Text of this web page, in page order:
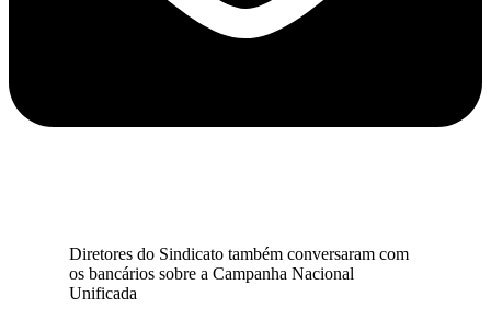
Diretores do Sindicato também conversaram com
os bancários sobre a Campanha Nacional
Unificada